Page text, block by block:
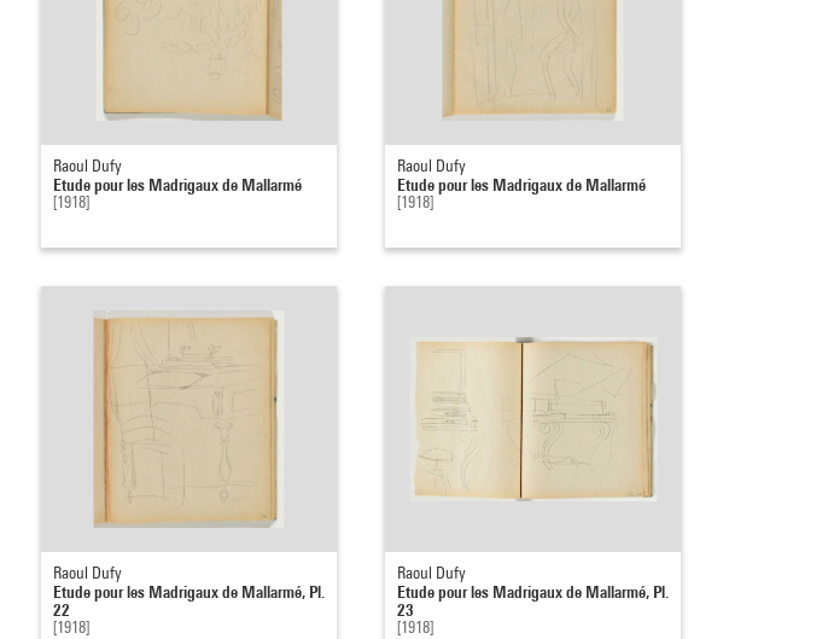
Raoul Dufy
Etude pour les Madrigaux de Mallarmé
[1918]
Raoul Dufy
Etude pour les Madrigaux de Mallarmé
[1918]
Raoul Dufy
Etude pour les Madrigaux de Mallarmé, Pl.
22
[1918]
Raoul Dufy
Etude pour les Madrigaux de Mallarmé, Pl.
23
[1918]